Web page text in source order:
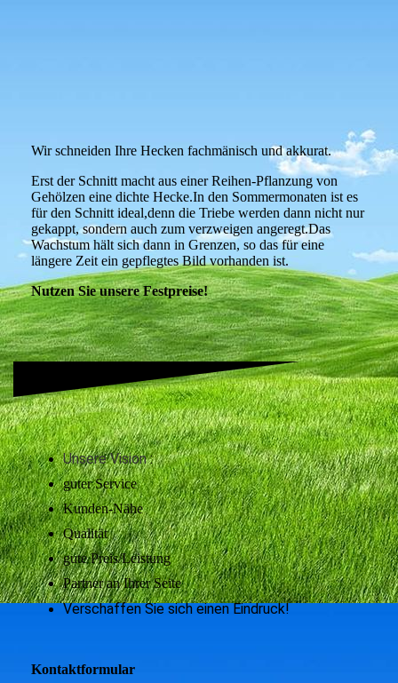
Wir schneiden Ihre Hecken fachmänisch und akkurat.
Erst der Schnitt macht aus einer Reihen-Pflanzung von
Gehölzen eine dichte Hecke.In den Sommermonaten ist es
für den Schnitt ideal,denn die Triebe werden dann nicht nur
gekappt, sondern auch zum verzweigen angeregt.Das
Wachstum hält sich dann in Grenzen, so das für eine
längere Zeit ein gepflegtes Bild vorhanden ist.
Nutzen Sie unsere Festpreise!
Unsere Vision:
guter Service
Kunden-Nähe
Qualität
gute Preis/Leistung
Partner an Ihrer Seite
Verschaffen Sie sich einen Eindruck!
Kontaktformular